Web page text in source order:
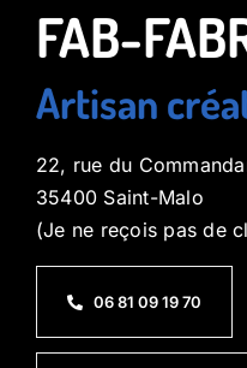
FAB-
Artisan
22, rue du
35400 Saint-Malo
(Je ne reçois pas de
06 81 09 19 70